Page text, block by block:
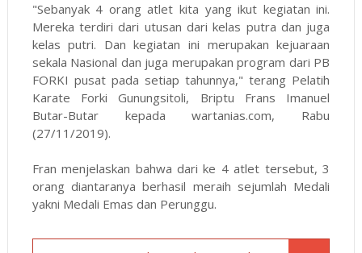
"Sebanyak 4 orang atlet kita yang ikut kegiatan ini.
Mereka terdiri dari utusan dari kelas putra dan juga
kelas putri. Dan kegiatan ini merupakan kejuaraan
sekala Nasional dan juga merupakan program dari PB
FORKI pusat pada setiap tahunnya," terang Pelatih
Karate Forki Gunungsitoli, Briptu Frans Imanuel
Butar-Butar kepada wartanias.com, Rabu
(27/11/2019).
Fran menjelaskan bahwa dari ke 4 atlet tersebut, 3
orang diantaranya berhasil meraih sejumlah Medali
yakni Medali Emas dan Perunggu.